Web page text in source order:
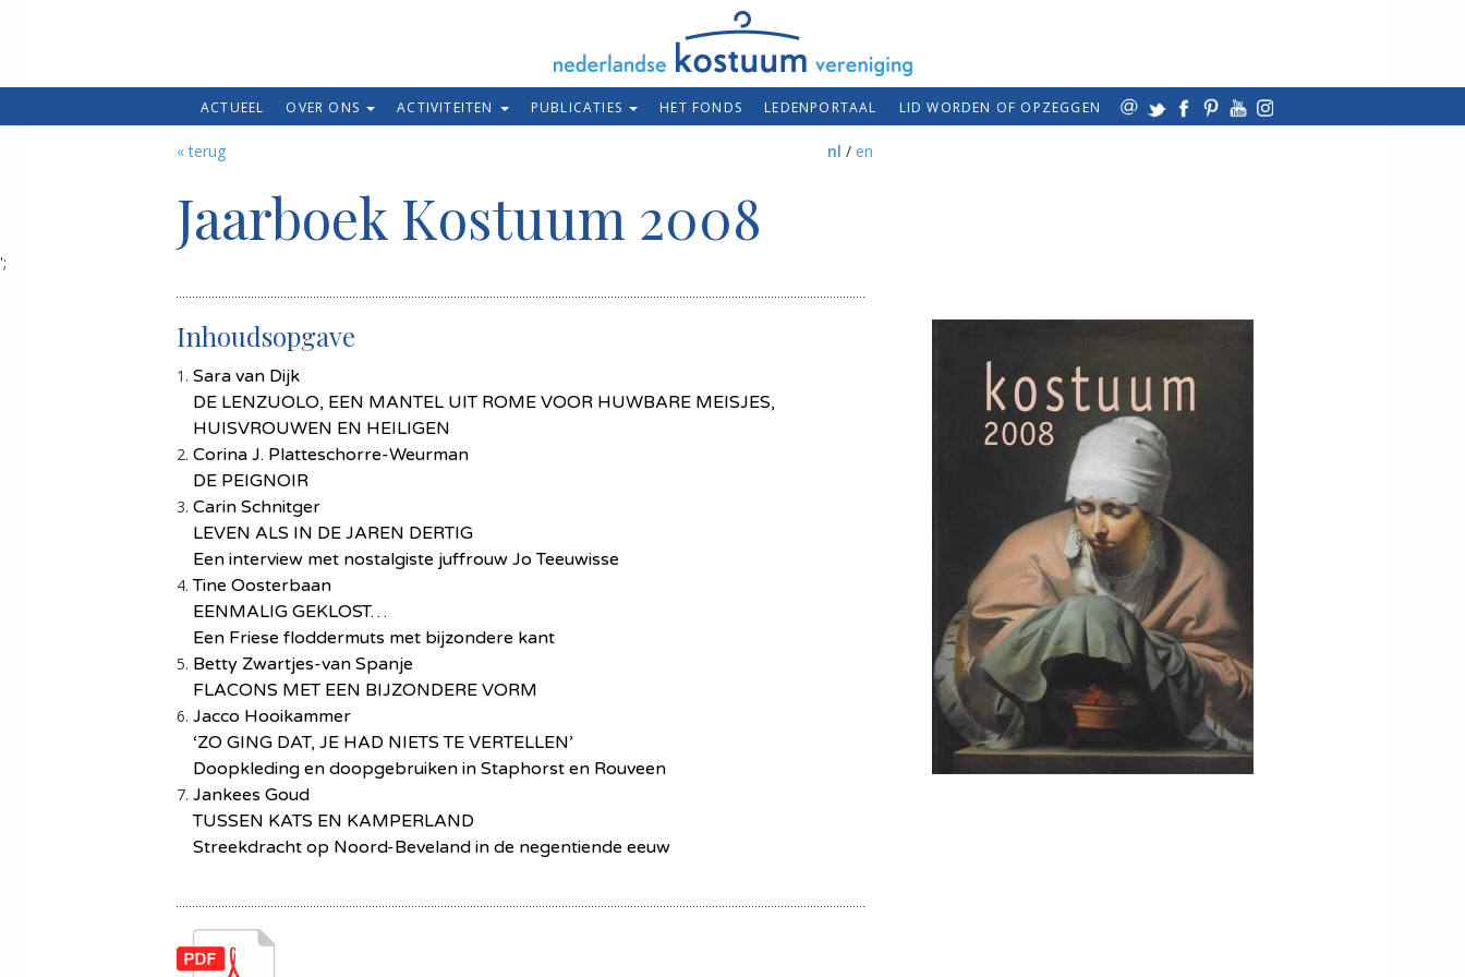
ACTUEEL OVER ONS ACTIVITEITEN PUBLICATIES HET FONDS LEDENPORTAAL LID WORDEN OF OPZEGGEN
« terug nl /en
Jaarboek Kostuum 2008
';
Inhoudsopgave
Sara van Dijk
DE LENZUOLO, EEN MANTEL UIT ROME VOOR HUWBARE MEISJES,
HUISVROUWEN EN HEILIGEN
Corina J. Platteschorre-Weurman
DE PEIGNOIR
Carin Schnitger
LEVEN ALS IN DE JAREN DERTIG
Een interview met nostalgiste juffrouw Jo Teeuwisse
Tine Oosterbaan
EENMALIG GEKLOST…
Een Friese floddermuts met bijzondere kant
Betty Zwartjes-van Spanje
FLACONS MET EEN BIJZONDERE VORM
Jacco Hooikammer
‘ZO GING DAT, JE HAD NIETS TE VERTELLEN’
Doopkleding en doopgebruiken in Staphorst en Rouveen
Jankees Goud
TUSSEN KATS EN KAMPERLAND
Streekdracht op Noord-Beveland in de negentiende eeuw